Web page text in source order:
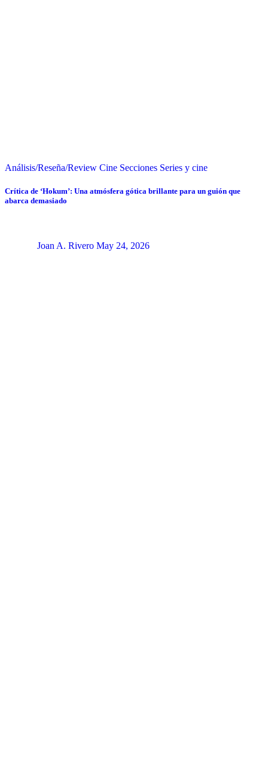
Análisis/Reseña/Review Cine Secciones Series y cine
Crítica de ‘Hokum’: Una atmósfera gótica brillante para un guión que
abarca demasiado
Joan A. Rivero May 24, 2026